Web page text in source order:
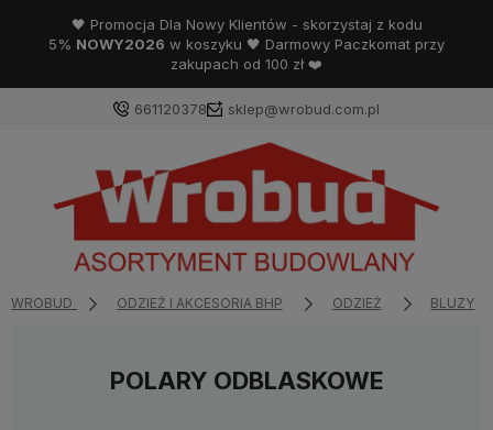
🖤 Promocja Dla Nowy Klientów - skorzystaj z kodu
5% NOWY2026 w koszyku 🖤 Darmowy Paczkomat przy
zakupach od 100 zł ❤️
661120378 sklep@wrobud.com.pl
WROBUD ODZIEŻ I AKCESORIA BHP ODZIEŻ BLUZY
POLARY ODBLASKOWE